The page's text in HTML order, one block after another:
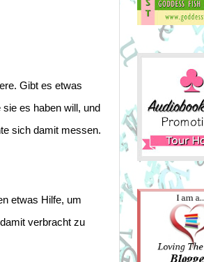
Gibt es etwas
es haben will, und
sich damit messen.
etwas Hilfe, um
verbracht zu